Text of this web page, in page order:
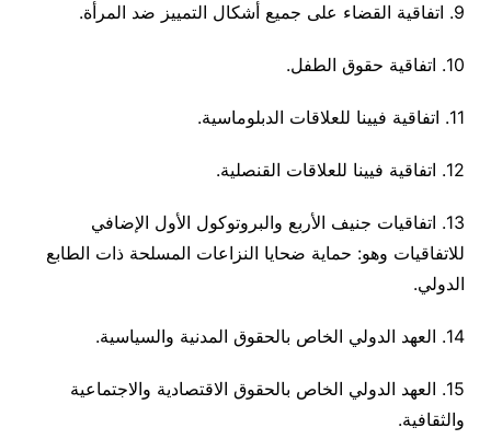
9. اتفاقية القضاء على جميع أشكال التمييز ضد المرأة.
10. اتفاقية حقوق الطفل.
11. اتفاقية فيينا للعلاقات الدبلوماسية.
12. اتفاقية فيينا للعلاقات القنصلية.
13. اتفاقيات جنيف الأربع والبروتوكول الأول الإضافي
للاتفاقيات وهو: حماية ضحايا النزاعات المسلحة ذات الطابع
الدولي.
14. العهد الدولي الخاص بالحقوق المدنية والسياسية.
15. العهد الدولي الخاص بالحقوق الاقتصادية والاجتماعية
والثقافية.